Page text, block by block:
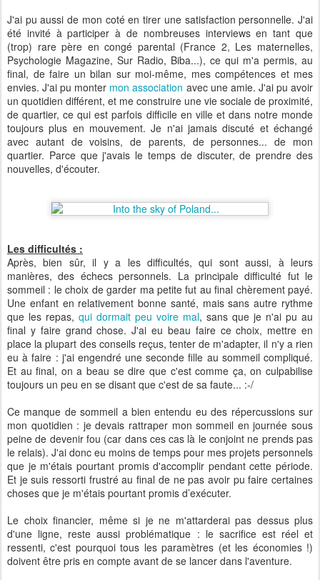
J'ai pu aussi de mon coté en tirer une satisfaction personnelle. J'ai
été invité à participer à de nombreuses interviews en tant que
(trop) rare père en congé parental (France 2, Les maternelles,
Psychologie Magazine, Sur Radio, Biba...), ce qui m'a permis, au
final, de faire un bilan sur moi-même, mes compétences et mes
envies. J'ai pu monter mon association avec une amie. J'ai pu avoir
un quotidien différent, et me construire une vie sociale de proximité,
de quartier, ce qui est parfois difficile en ville et dans notre monde
toujours plus en mouvement. Je n'ai jamais discuté et échangé
avec autant de voisins, de parents, de personnes... de mon
quartier. Parce que j'avais le temps de discuter, de prendre des
nouvelles, d'écouter.
Les difficultés :
Après, bien sûr, il y a les difficultés, qui sont aussi, à leurs
manières, des échecs personnels. La principale difficulté fut le
sommeil : le choix de garder ma petite fut au final chèrement payé.
Une enfant en relativement bonne santé, mais sans autre rythme
que les repas, qui dormait peu voire mal, sans que je n'ai pu au
final y faire grand chose. J'ai eu beau faire ce choix, mettre en
place la plupart des conseils reçus, tenter de m'adapter, il n'y a rien
eu à faire : j'ai engendré une seconde fille au sommeil compliqué.
Et au final, on a beau se dire que c'est comme ça, on culpabilise
toujours un peu en se disant que c'est de sa faute... :-/
Ce manque de sommeil a bien entendu eu des répercussions sur
mon quotidien : je devais rattraper mon sommeil en journée sous
peine de devenir fou (car dans ces cas là le conjoint ne prends pas
le relais). J'ai donc eu moins de temps pour mes projets personnels
que je m'étais pourtant promis d'accomplir pendant cette période.
Et je suis ressorti frustré au final de ne pas avoir pu faire certaines
choses que je m'étais pourtant promis d’exécuter.
Le choix financier, même si je ne m'attarderai pas dessus plus
d'une ligne, reste aussi problématique : le sacrifice est réel et
ressenti, c'est pourquoi tous les paramètres (et les économies !)
doivent être pris en compte avant de se lancer dans l'aventure.